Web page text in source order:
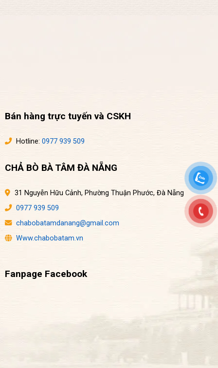
Bán hàng trực tuyến và CSKH
Hotline: 0977 939 509
CHẢ BÒ BÀ TÂM ĐÀ NẴNG
31 Nguyễn Hữu Cảnh, Phường Thuận Phước, Đà Nẵng
0977 939 509
chabobatamdanang@gmail.com
Www.chabobatam.vn
Fanpage Facebook